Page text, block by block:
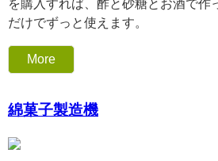
を購入すれば、酢と砂糖とお酒で作
だけでずっと使えます。
More
綿菓子製造機